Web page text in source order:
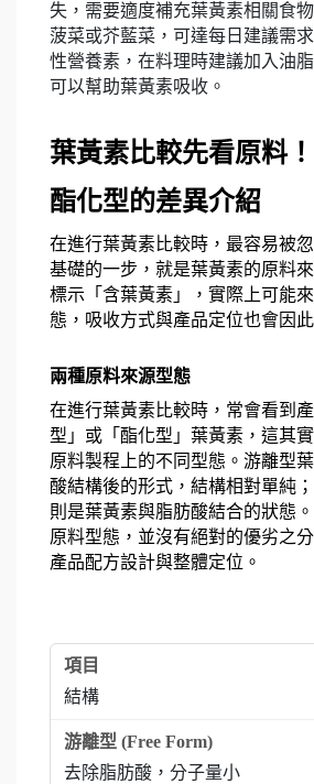
失，需要適度補充葉黃素相關食
菠菜或芥藍菜，可達每日建議需
性營養素，在料理時建議加入油
可以幫助葉黃素吸收。
葉黃素比較先看原料
酯化型的差異介紹
在進行葉黃素比較時，最容易被
基礎的一步，就是葉黃素的原料
標示「含葉黃素」，實際上可能
態，吸收方式與產品定位也會因
兩種原料來源型態
在進行葉黃素比較時，常會看到
型」或「酯化型」葉黃素，這其
原料製程上的不同型態。游離型
酸結構後的形式，結構相對單純
則是葉黃素與脂肪酸結合的狀態
原料型態，並沒有絕對的優劣之
產品配方設計與整體定位。
結構
去除脂肪酸，分子量小